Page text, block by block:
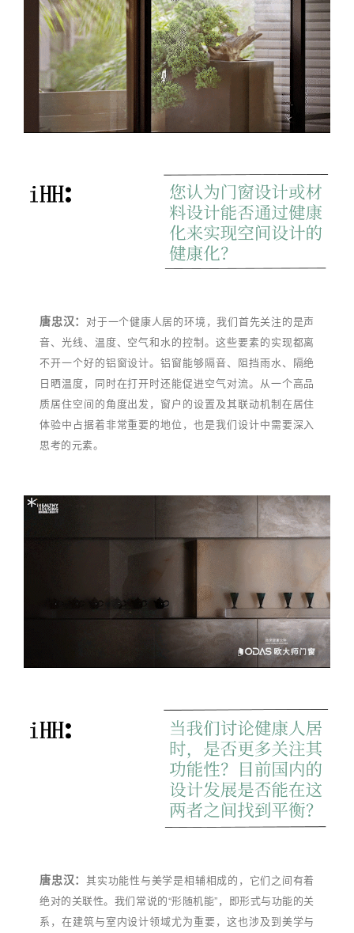
唐忠汉： 对于一个健康人居的环境，我们首先关注的是声
音、光线、温度、空气和水的控制。这些要素的实现都离
不开一个好的铝窗设计。铝窗能够隔音、阻挡雨水、隔绝
日晒温度，同时在打开时还能促进空气对流。从一个高品
质居住空间的角度出发，窗户的设置及其联动机制在居住
体验中占据着非常重要的地位，也是我们设计中需要深入
思考的元素。
唐忠汉：其实功能性与美学是相辅相成的，它们之间有着
绝对的关联性。我们常说的“形随机能”，即形式与功能的关
系，在建筑与室内设计领域尤为重要，这也涉及到美学与